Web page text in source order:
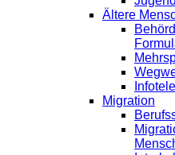
Ältere
Migration